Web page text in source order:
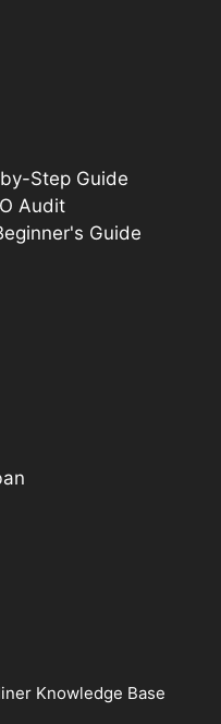
Step Guide
Audit
Guide
Knowledge Base